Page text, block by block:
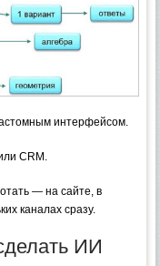
интерфейсом.
CRM.
— на сайте, в
каналах сразу.
ИИ